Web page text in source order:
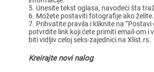
Unesite tekst oglasa, navodeći šta
Možete postaviti fotografije ako želite.
Prihvatite pravila i kliknite na “Postavi
potvrdite link koji ćete primiti email-om i
biti vidljiv celoj seks-zajednici na Xlist.rs.
Kreirajte novi nalog